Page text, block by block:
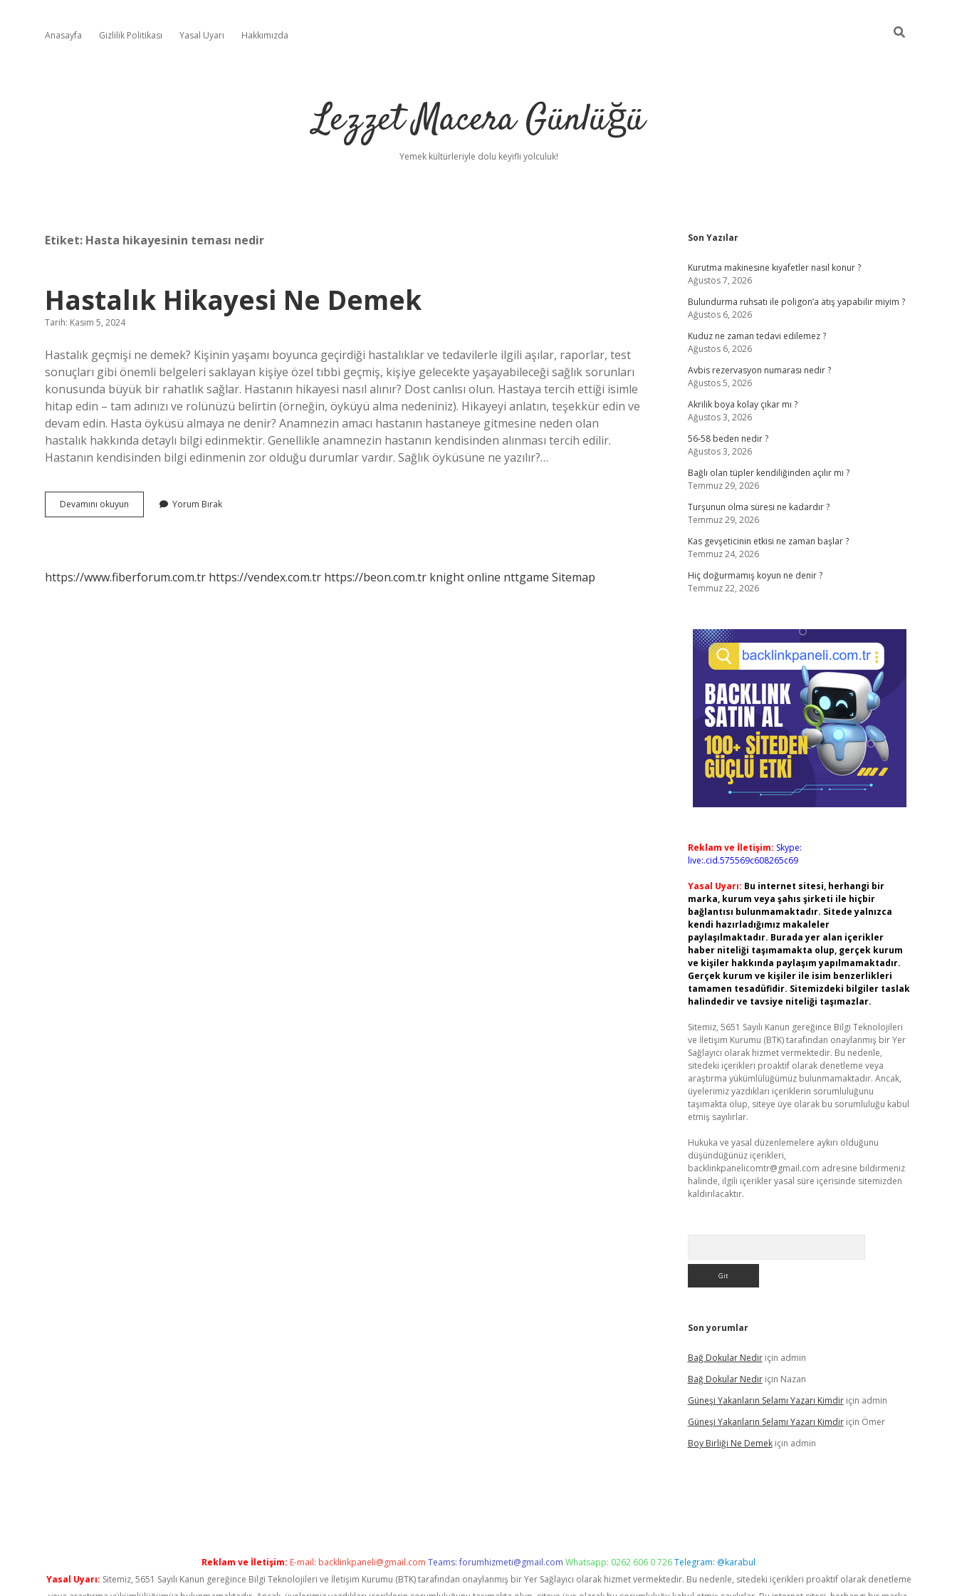
Anasayfa Gizlilik Politikası Yasal Uyarı Hakkımızda
Lezzet Macera Günlüğü
Yemek kültürleriyle dolu keyifli yolculuk!
Etiket: Hasta hikayesinin teması nedir
Hastalık Hikayesi Ne Demek
Tarih: Kasım 5, 2024
Hastalık geçmişi ne demek? Kişinin yaşamı boyunca geçirdiği hastalıklar ve tedavilerle ilgili aşılar, raporlar, test
sonuçları gibi önemli belgeleri saklayan kişiye özel tıbbi geçmiş, kişiye gelecekte yaşayabileceği sağlık sorunları
konusunda büyük bir rahatlık sağlar. Hastanın hikayesi nasıl alınır? Dost canlısı olun. Hastaya tercih ettiği isimle
hitap edin – tam adınızı ve rolünüzü belirtin (örneğin, öyküyü alma nedeniniz). Hikayeyi anlatın, teşekkür edin ve
devam edin. Hasta öyküsü almaya ne denir? Anamnezin amacı hastanın hastaneye gitmesine neden olan
hastalık hakkında detaylı bilgi edinmektir. Genellikle anamnezin hastanın kendisinden alınması tercih edilir.
Hastanın kendisinden bilgi edinmenin zor olduğu durumlar vardır. Sağlık öyküsüne ne yazılır?…
Devamını okuyun Hastalık
Hikayesi
Yorum Bırak
https://www.fiberforum.com.tr https://vendex.com.tr https://beon.com.tr knight online nttgame Sitemap
Sidebar
Son Yazılar
Kurutma makinesine kıyafetler nasıl konur ?
Ağustos 7, 2026
Bulundurma ruhsatı ile poligon’a atış yapabilir miyim ?
Ağustos 6, 2026
Kuduz ne zaman tedavi edilemez ?
Ağustos 6, 2026
Avbis rezervasyon numarası nedir ?
Ağustos 5, 2026
Akrilik boya kolay çıkar mı ?
Ağustos 3, 2026
56-58 beden nedir ?
Ağustos 3, 2026
Bağlı olan tüpler kendiliğinden açılır mı ?
Temmuz 29, 2026
Turşunun olma süresi ne kadardır ?
Temmuz 29, 2026
Kas gevşeticinin etkisi ne zaman başlar ?
Temmuz 24, 2026
Hiç doğurmamış koyun ne denir ?
Temmuz 22, 2026
Reklam ve İletişim: Skype:
live:.cid.575569c608265c69
Yasal Uyarı: Bu internet sitesi, herhangi bir
marka, kurum veya şahıs şirketi ile hiçbir
bağlantısı bulunmamaktadır. Sitede yalnızca
kendi hazırladığımız makaleler
paylaşılmaktadır. Burada yer alan içerikler
haber niteliği taşımamakta olup, gerçek kurum
ve kişiler hakkında paylaşım yapılmamaktadır.
Gerçek kurum ve kişiler ile isim benzerlikleri
tamamen tesadüfidir. Sitemizdeki bilgiler taslak
halindedir ve tavsiye niteliği taşımazlar.
Sitemiz, 5651 Sayılı Kanun gereğince Bilgi Teknolojileri
ve İletişim Kurumu (BTK) tarafından onaylanmış bir Yer
Sağlayıcı olarak hizmet vermektedir. Bu nedenle,
sitedeki içerikleri proaktif olarak denetleme veya
araştırma yükümlülüğümüz bulunmamaktadır. Ancak,
üyelerimiz yazdıkları içeriklerin sorumluluğunu
taşımakta olup, siteye üye olarak bu sorumluluğu kabul
etmiş sayılırlar.
Hukuka ve yasal düzenlemelere aykırı olduğunu
düşündüğünüz içerikleri,
backlinkpanelicomtr@gmail.com adresine bildirmeniz
halinde, ilgili içerikler yasal süre içerisinde sitemizden
kaldırılacaktır.
Son yorumlar
Bağ Dokular Nediriçin admin
Bağ Dokular Nediriçin Nazan
Güneşi Yakanların Selamı Yazarı Kimdiriçin admin
Güneşi Yakanların Selamı Yazarı Kimdiriçin Ömer
Boy Birliği Ne Demekiçin admin
Reklam ve İletişim: E-mail: backlinkpaneli@gmail.com Teams:forumhizmeti@gmail.com Whatsapp: 0262 606 0 726Telegram: @karabul
Yasal Uyarı: Sitemiz, 5651 Sayılı Kanun gereğince Bilgi Teknolojileri ve İletişim Kurumu (BTK) tarafından onaylanmış bir Yer Sağlayıcı olarak hizmet vermektedir. Bu nedenle, sitedeki içerikleri proaktif olarak denetleme